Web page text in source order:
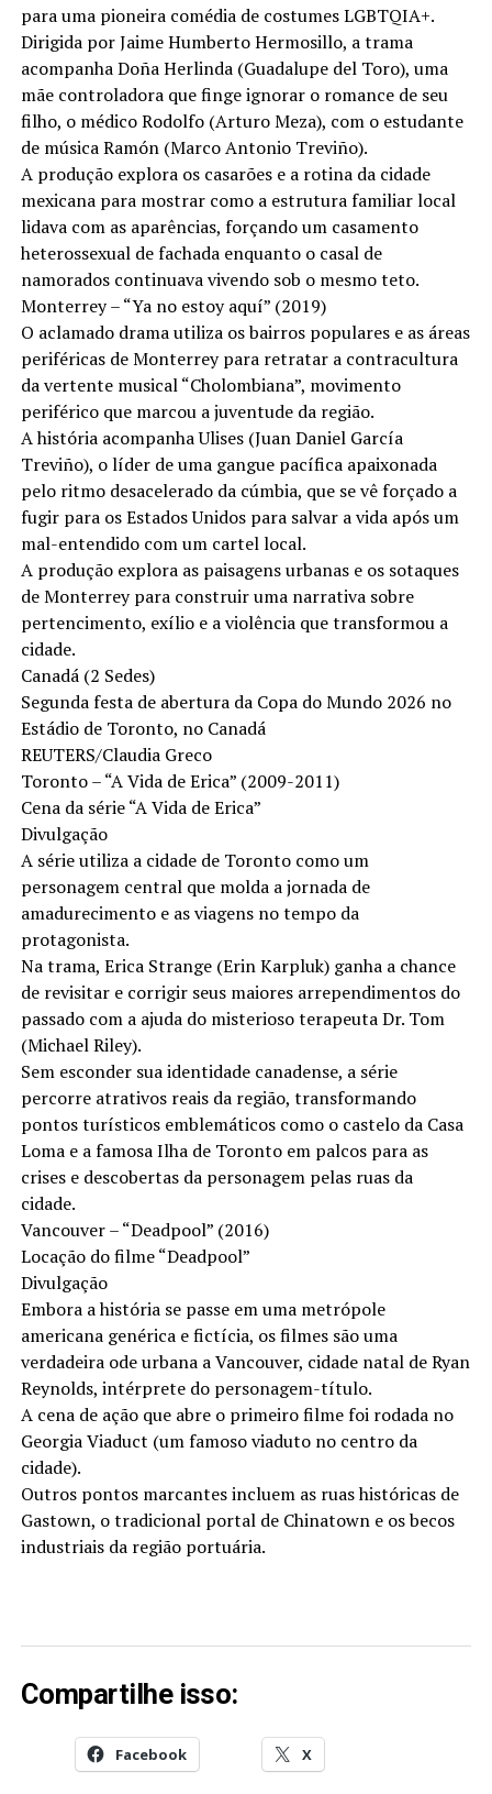
para uma pioneira comédia de costumes LGBTQIA+.
Dirigida por Jaime Humberto Hermosillo, a trama
acompanha Doña Herlinda (Guadalupe del Toro), uma
mãe controladora que finge ignorar o romance de seu
filho, o médico Rodolfo (Arturo Meza), com o estudante
de música Ramón (Marco Antonio Treviño).
A produção explora os casarões e a rotina da cidade
mexicana para mostrar como a estrutura familiar local
lidava com as aparências, forçando um casamento
heterossexual de fachada enquanto o casal de
namorados continuava vivendo sob o mesmo teto.
Monterrey – “Ya no estoy aquí” (2019)
O aclamado drama utiliza os bairros populares e as áreas
periféricas de Monterrey para retratar a contracultura
da vertente musical “Cholombiana”, movimento
periférico que marcou a juventude da região.
A história acompanha Ulises (Juan Daniel García
Treviño), o líder de uma gangue pacífica apaixonada
pelo ritmo desacelerado da cúmbia, que se vê forçado a
fugir para os Estados Unidos para salvar a vida após um
mal-entendido com um cartel local.
A produção explora as paisagens urbanas e os sotaques
de Monterrey para construir uma narrativa sobre
pertencimento, exílio e a violência que transformou a
cidade.
Canadá (2 Sedes)
Segunda festa de abertura da Copa do Mundo 2026 no
Estádio de Toronto, no Canadá
REUTERS/Claudia Greco
Toronto – “A Vida de Erica” (2009-2011)
Cena da série “A Vida de Erica”
Divulgação
A série utiliza a cidade de Toronto como um
personagem central que molda a jornada de
amadurecimento e as viagens no tempo da
protagonista.
Na trama, Erica Strange (Erin Karpluk) ganha a chance
de revisitar e corrigir seus maiores arrependimentos do
passado com a ajuda do misterioso terapeuta Dr. Tom
(Michael Riley).
Sem esconder sua identidade canadense, a série
percorre atrativos reais da região, transformando
pontos turísticos emblemáticos como o castelo da Casa
Loma e a famosa Ilha de Toronto em palcos para as
crises e descobertas da personagem pelas ruas da
cidade.
Vancouver – “Deadpool” (2016)
Locação do filme “Deadpool”
Divulgação
Embora a história se passe em uma metrópole
americana genérica e fictícia, os filmes são uma
verdadeira ode urbana a Vancouver, cidade natal de Ryan
Reynolds, intérprete do personagem-título.
A cena de ação que abre o primeiro filme foi rodada no
Georgia Viaduct (um famoso viaduto no centro da
cidade).
Outros pontos marcantes incluem as ruas históricas de
Gastown, o tradicional portal de Chinatown e os becos
industriais da região portuária.
Compartilhe isso:
Facebook X